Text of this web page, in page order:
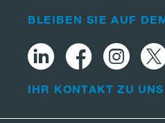
BLEIBEN SIE AUF
IHR KONTAKT ZU UNS